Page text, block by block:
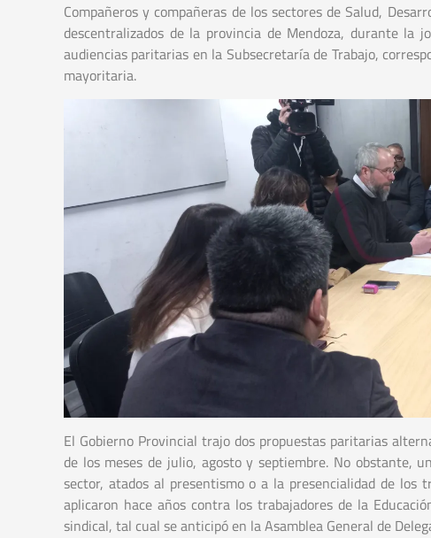
Compañeros y compañeras de los sectores de Salud,
descentralizados de la provincia de Mendoza, durante
audiencias paritarias en la Subsecretaría de Trabajo,
mayoritaria.
El Gobierno Provincial trajo dos propuestas paritarias
de los meses de julio, agosto y septiembre. No obstante,
sector, atados al presentismo o a la presencialidad de
aplicaron hace años contra los trabajadores de la
sindical, tal cual se anticipó en la Asamblea General de